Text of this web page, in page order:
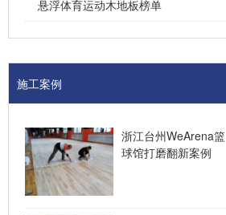
悬浮体育运动木地板榜单
施工案例
浙江台州WeArena篮
球馆打磨翻新案例